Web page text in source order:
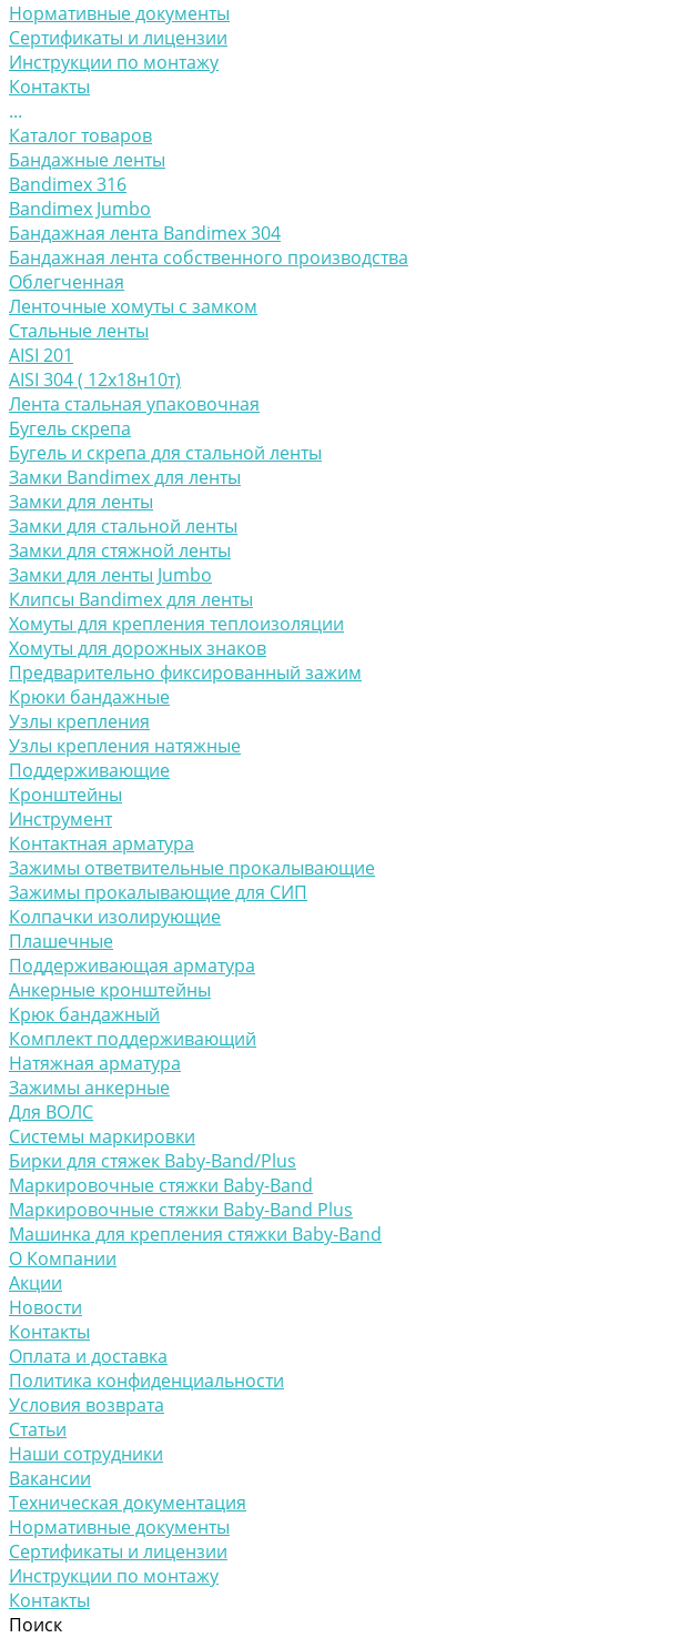
Нормативные документы
Сертификаты и лицензии
Инструкции по монтажу
Контакты
...
Каталог товаров
Бандажные ленты
Bandimex 316
Bandimex Jumbo
Бандажная лента Bandimex 304
Бандажная лента собственного производства
Облегченная
Ленточные хомуты с замком
Стальные ленты
AISI 201
AISI 304 ( 12х18н10т)
Лента стальная упаковочная
Бугель скрепа
Бугель и скрепа для стальной ленты
Замки Bandimex для ленты
Замки для ленты
Замки для стальной ленты
Замки для стяжной ленты
Замки для ленты Jumbo
Клипсы Bandimex для ленты
Хомуты для крепления теплоизоляции
Хомуты для дорожных знаков
Предварительно фиксированный зажим
Крюки бандажные
Узлы крепления
Узлы крепления натяжные
Поддерживающие
Кронштейны
Инструмент
Контактная арматура
Зажимы ответвительные прокалывающие
Зажимы прокалывающие для СИП
Колпачки изолирующие
Плашечные
Поддерживающая арматура
Анкерные кронштейны
Крюк бандажный
Комплект поддерживающий
Натяжная арматура
Зажимы анкерные
Для ВОЛС
Системы маркировки
Бирки для стяжек Baby-Band/Plus
Маркировочные стяжки Baby-Band
Маркировочные стяжки Baby-Band Plus
Машинка для крепления стяжки Baby-Band
О Компании
Акции
Новости
Контакты
Оплата и доставка
Политика конфиденциальности
Условия возврата
Статьи
Наши сотрудники
Вакансии
Техническая документация
Нормативные документы
Сертификаты и лицензии
Инструкции по монтажу
Контакты
Поиск